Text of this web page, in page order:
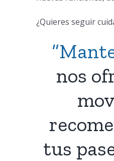
¿Quieres seguir
nos
tus